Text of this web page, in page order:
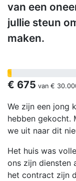
van een
jullie steun
maken.
€ 675 van €
We zijn een jong
hebben gekocht.
we uit naar dit
Het huis was
ons zijn diensten
het contract zijn